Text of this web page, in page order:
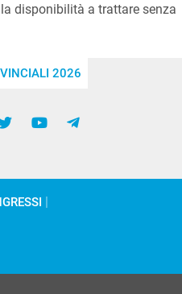
disponibilità a trattare senza
2026